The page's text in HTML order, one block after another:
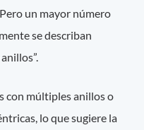
un mayor número
se describan
con múltiples anillos o
lo que sugiere la